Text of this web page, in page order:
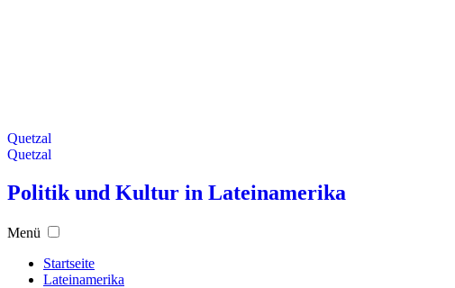
Quetzal
Quetzal
Politik und Kultur in Lateinamerika
Menü
Startseite
Lateinamerika